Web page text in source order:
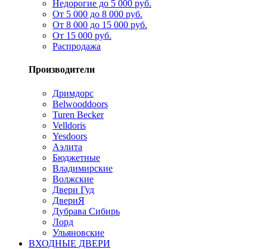
Недорогие до 5 000 руб.
От 5 000 до 8 000 руб.
От 8 000 до 15 000 руб.
От 15 000 руб.
Распродажа
Производители
Дримдорс
Belwooddoors
Turen Becker
Velldoris
Yesdoors
Аэлита
Бюджетные
Владимирские
Волжские
Двери Гуд
ДвериЯ
Дубрава Сибирь
Лорд
Ульяновские
ВХОДНЫЕ ДВЕРИ